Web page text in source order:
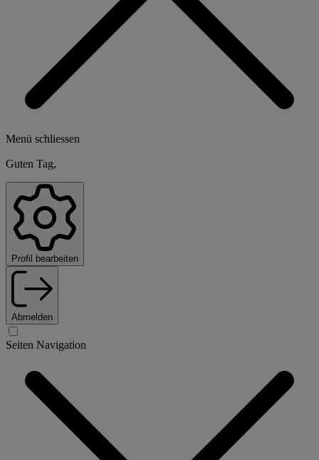
Menü schliessen
Guten Tag,
Profil bearbeiten
Abmelden
Seiten Navigation